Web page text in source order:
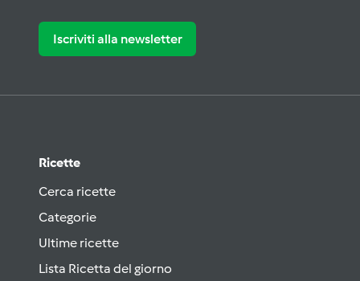
Iscriviti alla newsletter
Ricette
Cerca ricette
Categorie
Ultime ricette
Lista Ricetta del giorno